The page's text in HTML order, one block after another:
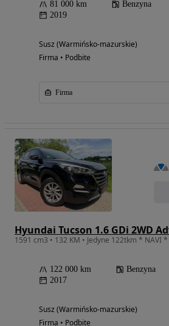
81 000 km Benzyna
2019
Susz (Warmińsko-mazurskie)
Firma • Podbite
Firma
Hyundai Tucson 1.6 GDi 2WD
122 000 km Benzyna
2017
Susz (Warmińsko-mazurskie)
Firma • Podbite